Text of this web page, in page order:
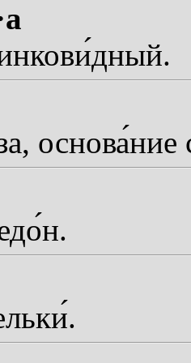
идный.
основание
он.
и.